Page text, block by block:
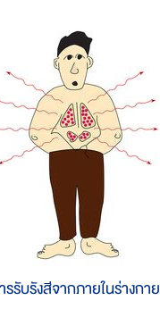
รรับรังสีจากภายในร่างกาย